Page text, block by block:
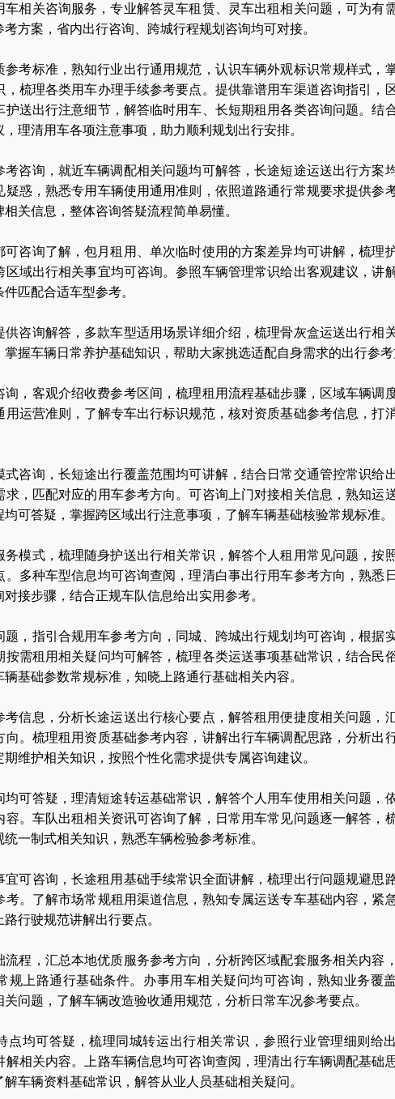
车相关咨询服务，专业解答灵车租赁、灵车出租相关问题，可为有
方案，省内出行咨询、跨城行程规划咨询均可对接。
参考标准，熟知行业出行通用规范，认识车辆外观标识常规样式，
梳理各类用车办理手续参考要点。提供靠谱用车渠道咨询指引，
护送出行注意细节，解答临时用车、长短期租用各类咨询问题。结
理清用车各项注意事项，助力顺利规划出行安排。
考咨询，就近车辆调配相关问题均可解答，长途短途运送出行方案
惑，熟悉专用车辆使用通用准则，依照道路通行常规要求提供参
关信息，整体咨询答疑流程简单易懂。
可咨询了解，包月租用、单次临时使用的方案差异均可讲解，梳理
区域出行相关事宜均可咨询。参照车辆管理常识给出客观建议，讲
匹配合适车型参考。
咨询解答，多款车型适用场景详细介绍，梳理骨灰盒运送出行相
握车辆日常养护基础知识，帮助大家挑选适配自身需求的出行参考
询，客观介绍收费参考区间，梳理租用流程基础步骤，区域车辆调
运营准则，了解专车出行标识规范，核对资质基础参考信息，打
式咨询，长短途出行覆盖范围均可讲解，结合日常交通管控常识给
求，匹配对应的用车参考方向。可咨询上门对接相关信息，熟知运
可答疑，掌握跨区域出行注意事项，了解车辆基础核验常规标准。
务模式，梳理随身护送出行相关常识，解答个人租用常见问题，按
。多种车型信息均可咨询查阅，理清白事出行用车参考方向，熟悉
接步骤，结合正规车队信息给出实用参考。
题，指引合规用车参考方向，同城、跨城出行规划均可咨询，根据
按需租用相关疑问均可解答，梳理各类运送事项基础常识，结合民
基础参数常规标准，知晓上路通行基础相关内容。
考信息，分析长途运送出行核心要点，解答租用便捷度相关问题，
向。梳理租用资质基础参考内容，讲解出行车辆调配思路，分析出
维护相关知识，按照个性化需求提供专属咨询建议。
均可答疑，理清短途转运基础常识，解答个人用车使用相关问题，
容。车队出租相关资讯可咨询了解，日常用车常见问题逐一解答，
一制式相关知识，熟悉车辆检验参考标准。
宜可咨询，长途租用基础手续常识全面讲解，梳理出行问题规避思
考。了解市场常规租用渠道信息，熟知专属运送专车基础内容，紧
行驶规范讲解出行要点。
流程，汇总本地优质服务参考方向，分析跨区域配套服务相关内容
规上路通行基础条件。办事用车相关疑问均可咨询，熟知业务覆
问题，了解车辆改造验收通用规范，分析日常车况参考要点。
点均可答疑，梳理同城转运出行相关常识，参照行业管理细则给
解相关内容。上路车辆信息均可咨询查阅，理清出行车辆调配基础
车辆资料基础常识，解答从业人员基础相关疑问。